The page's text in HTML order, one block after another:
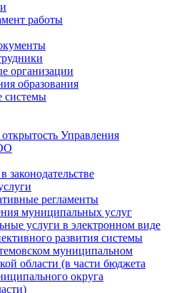
работы
организации
образования
Управления
законодательстве
регламенты
муниципальных услуг
услуги в электронном виде
развития системы
муниципальном
области (в части бюджета
округа